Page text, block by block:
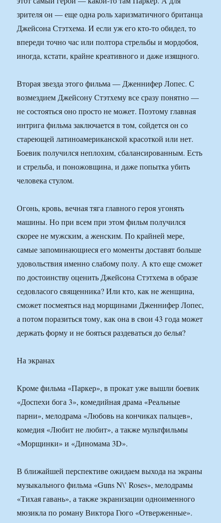
зрителя он — еще одна роль харизматичного британца
Джейсона Стэтхема. И если уж его кто-то обидел, то
впереди точно час или полтора стрельбы и мордобоя,
иногда, кстати, крайне креативного и даже изящного.
Вторая звезда этого фильма — Дженнифер Лопес. С
возмездием Джейсону Стэтхему все сразу понятно —
не состояться оно просто не может. Поэтому главная
интрига фильма заключается в том, сойдется он со
стареющей латиноамериканской красоткой или нет.
Боевик получился неплохим, сбалансированным. Есть
и стрельба, и поножовщина, и даже попытка убить
человека стулом.
Огонь, кровь, вечная тяга главного героя угонять
машины. Но при всем при этом фильм получился
скорее не мужским, а женским. По крайней мере,
самые запоминающиеся его моменты доставят больше
удовольствия именно слабому полу. А кто еще сможет
по достоинству оценить Джейсона Стэтхема в образе
седовласого священника? Или кто, как не женщина,
сможет посмеяться над морщинами Дженнифер Лопес,
а потом поразиться тому, как она в свои 43 года может
держать форму и не бояться раздеваться до белья?
На экранах
Кроме фильма «Паркер», в прокат уже вышли боевик
«Доспехи бога 3», комедийная драма «Реальные
парни», мелодрама «Любовь на кончиках пальцев»,
комедия «Любит не любит», а также мультфильмы
«Морщинки» и «Диномама 3D».
В ближайшей перспективе ожидаем выхода на экраны
музыкального фильма «Guns N\’ Roses», мелодрамы
«Тихая гавань», а также экранизации одноименного
мюзикла по роману Виктора Гюго «Отверженные».